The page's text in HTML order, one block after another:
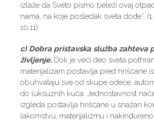
izlaže da Sveto pismo beleži ovaj
nama, na koje posledak sveta dođe”.
10,11)
c) Dobra pristavska služba zahteva
življenje. Dok je veći deo sveta
materijalizam postavlja pred hrišćane
obuhvataju sve od skupe odeće,
do luksuznih kuća. Jednostavnost
izgleda postavlja hrišćane u snažan
lakomstvu, materijalizmu i